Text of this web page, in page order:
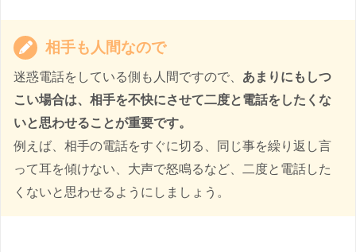
相手も人間なので
迷惑電話をしている側も人間ですので、 あまりにもしつ
こい場合は、相手を不快にさせて二度と電話をしたくな
いと思わせることが重要です。
例えば、相手の電話をすぐに切る、同じ事を繰り返し言
って耳を傾けない、大声で怒鳴るなど、二度と電話した
くないと思わせるようにしましょう。